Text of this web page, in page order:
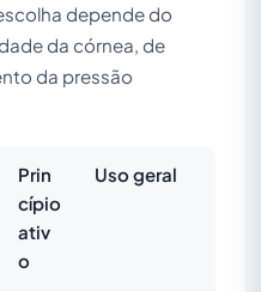
depende do
da córnea, de
da pressão
Prin
cípio
ativ
o
Uso geral